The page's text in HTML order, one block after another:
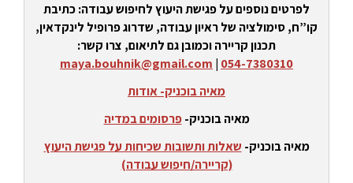
לפרטים נוספים על פגישת היעוץ לחיפוש עבודה: כתיבת
קו”ח, סימולציה של ראיון עבודה, שדרוג פרופיל לינקדאין,
תכנון קריירה וכמובן גם לתיאום, צרו קשר:
054-7380310
|
maya.bouhnik@gmail.com
מאיה בוכניק- אודות
מאיה בוכניק-פרסומים במדיה
מאיה בוכניק- שאלות ותשובות שכיחות על פגישת היעוץ
(קריירה/חיפוש עבודה)